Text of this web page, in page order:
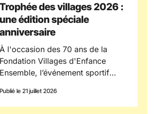
Trophée des villages 2026 :
une édition spéciale
anniversaire
À l'occasion des 70 ans de la
Fondation Villages d'Enfance
Ensemble, l’événement sportif
villages » a réuni, cette année,
plus de 300 participants à l'Île des
Publié le 21 juillet 2026